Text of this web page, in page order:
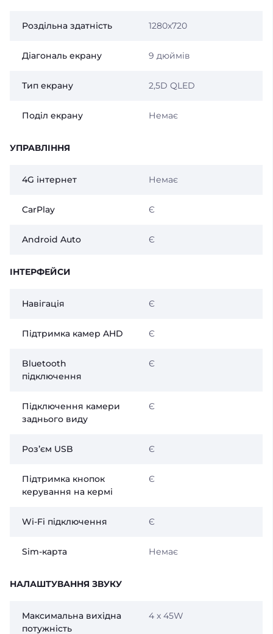
Роздільна здатність 1280x720
Діагональ екрану 9 дюймів
Тип екрану 2,5D QLED
Поділ екрану Немає
УПРАВЛІННЯ
4G інтернет Немає
CarPlay Є
Android Auto Є
ІНТЕРФЕЙСИ
Навігація Є
Підтримка камер AHD Є
Bluetooth
підключення
Є
Підключення камери
заднього виду
Є
Розʼєм USB Є
Підтримка кнопок
керування на кермі
Є
Wi-Fi підключення Є
Sim-карта Немає
НАЛАШТУВАННЯ ЗВУКУ
Максимальна вихідна
потужність
4 x 45W